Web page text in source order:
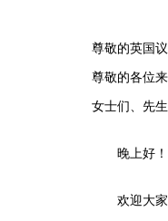
尊敬的英国
尊敬的各位来
女士们、先
晚上好！
欢迎大家